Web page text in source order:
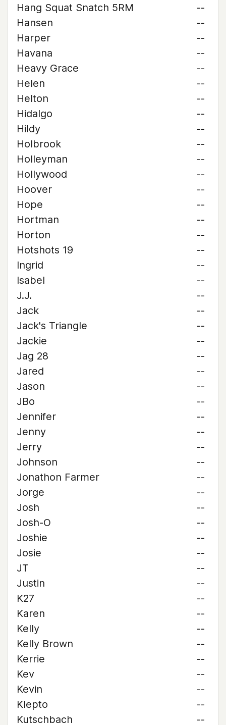
Hang Squat Snatch 5RM
--
Hansen
--
Harper
--
Havana
--
Heavy Grace
--
Helen
--
Helton
--
Hidalgo
--
Hildy
--
Holbrook
--
Holleyman
--
Hollywood
--
Hoover
--
Hope
--
Hortman
--
Horton
--
Hotshots 19
--
Ingrid
--
Isabel
--
J.J.
--
Jack
--
Jack's Triangle
--
Jackie
--
Jag 28
--
Jared
--
Jason
--
JBo
--
Jennifer
--
Jenny
--
Jerry
--
Johnson
--
Jonathon Farmer
--
Jorge
--
Josh
--
Josh-O
--
Joshie
--
Josie
--
JT
--
Justin
--
K27
--
Karen
--
Kelly
--
Kelly Brown
--
Kerrie
--
Kev
--
Kevin
--
Klepto
--
Kutschbach
--